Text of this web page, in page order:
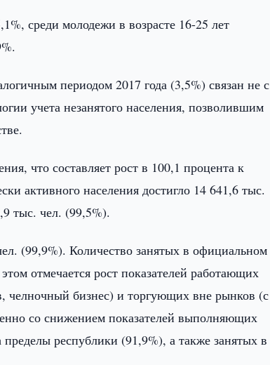
среди молодежи в возрасте 16-25 лет
периодом 2017 года (3,5%) связан не с
учета незанятого населения, позволившим
что составляет рост в 100,1 процента к
активного населения достигло 14 641,6 тыс.
тыс. чел. (99,5%).
(99,9%). Количество занятых в официальном
отмечается рост показателей работающих
челночный бизнес) и торгующих вне рынков (с
со снижением показателей выполняющих
республики (91,9%), а также занятых в